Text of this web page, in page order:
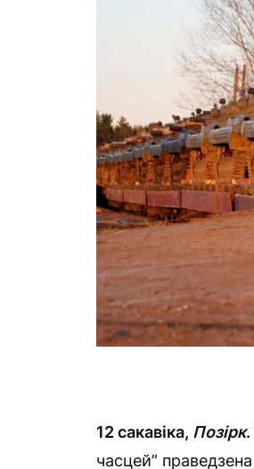
12 сакавіка, Позірк.
часцей”